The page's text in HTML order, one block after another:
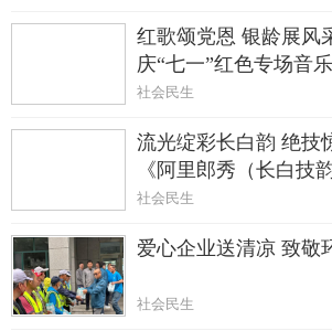
红歌颂党恩 银龄展
庆“七一”红色专场音
社会民生
流光绽彩长白韵 绝技
《阿里郎秀（长白技
满启幕
社会民生
爱心企业送清凉 致敬
社会民生